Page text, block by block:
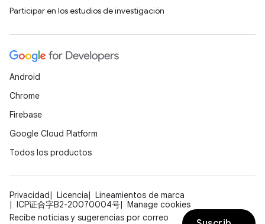
Participar en los estudios de investigación
Android
Chrome
Firebase
Google Cloud Platform
Todos los productos
Privacidad Licencia
Lineamientos de marca
ICP证合字B2-20070004号
Manage cookies
Recibe noticias y sugerencias por correo